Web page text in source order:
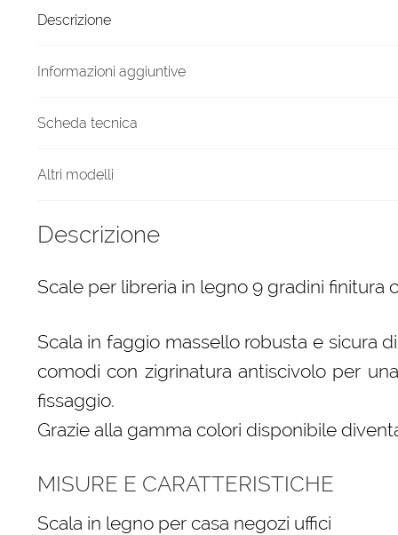
tinto
salvia
Descrizione
Informazioni aggiuntive
Scheda tecnica
Altri modelli
Descrizione
Scale per libreria in legno 9 gradini finitura
Scala in faggio massello robusta e sicura
comodi con zigrinatura antiscivolo per
fissaggio.
Grazie alla gamma colori disponibile
MISURE E CARATTERISTICHE
Scala in legno per casa negozi uffici